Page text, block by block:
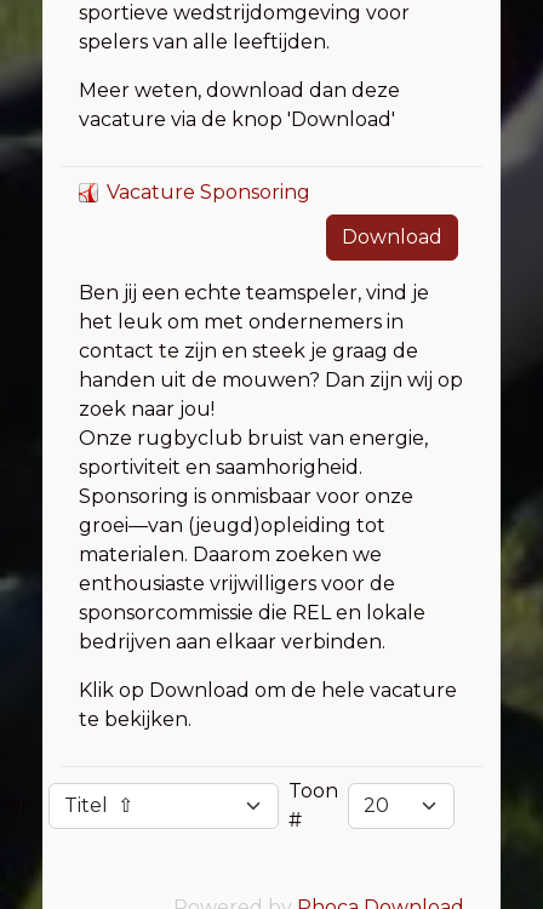
sportieve wedstrijdomgeving voor
spelers van alle leeftijden.
Meer weten, download dan deze
vacature via de knop 'Download'
Vacature Sponsoring
Download
Ben jij een echte teamspeler, vind je
het leuk om met ondernemers in
contact te zijn en steek je graag de
handen uit de mouwen? Dan zijn wij op
zoek naar jou!
Onze rugbyclub bruist van energie,
sportiviteit en saamhorigheid.
Sponsoring is onmisbaar voor onze
groei—van (jeugd)opleiding tot
materialen. Daarom zoeken we
enthousiaste vrijwilligers voor de
sponsorcommissie die REL en lokale
bedrijven aan elkaar verbinden.
Klik op Download om de hele vacature
te bekijken.
Toon
#